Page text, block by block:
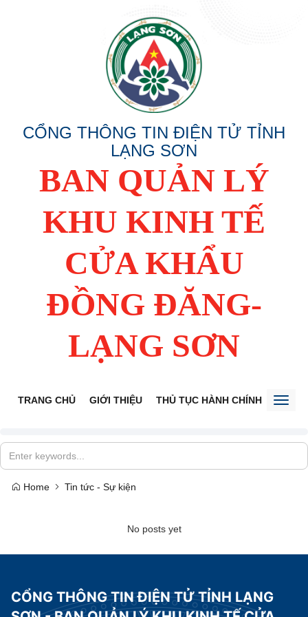
CỔNG THÔNG TIN ĐIỆN TỬ TỈNH
LẠNG SƠN
BAN QUẢN LÝ
KHU KINH TẾ
CỬA KHẨU
ĐỒNG ĐĂNG-
LẠNG SƠN
TRANG CHỦ GIỚI THIỆU THỦ TỤC HÀNH CHÍNH TIẾP
Home Tin tức - Sự kiện
No posts yet
CỔNG THÔNG TIN ĐIỆN TỬ TỈNH LẠNG